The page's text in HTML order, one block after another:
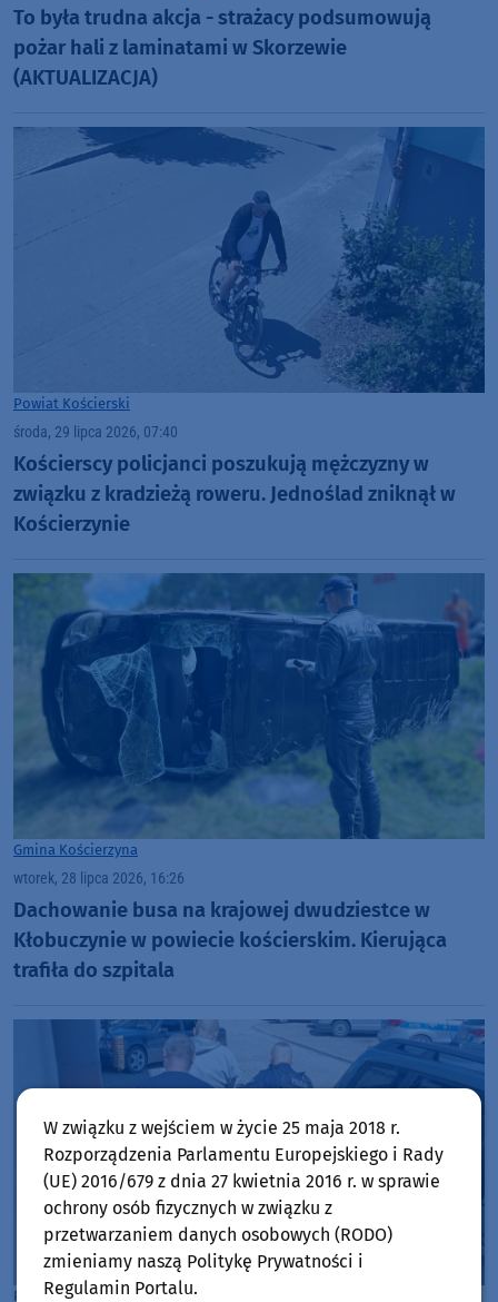
To była trudna akcja - strażacy podsumowują
pożar hali z laminatami w Skorzewie
(AKTUALIZACJA)
Powiat Kościerski
środa, 29 lipca 2026, 07:40
Kościerscy policjanci poszukują mężczyzny w
związku z kradzieżą roweru. Jednoślad zniknął w
Kościerzynie
Gmina Kościerzyna
wtorek, 28 lipca 2026, 16:26
Dachowanie busa na krajowej dwudziestce w
Kłobuczynie w powiecie kościerskim. Kierująca
trafiła do szpitala
Powiat Kościerski
W związku z wejściem w życie 25 maja 2018 r.
Rozporządzenia Parlamentu Europejskiego i Rady
(UE) 2016/679 z dnia 27 kwietnia 2016 r. w sprawie
ochrony osób fizycznych w związku z
przetwarzaniem danych osobowych (RODO)
zmieniamy naszą Politykę Prywatności i
Regulamin Portalu.